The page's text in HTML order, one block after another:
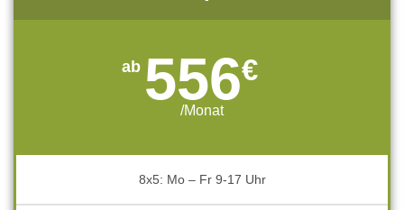
556€
/Monat
8x5: Mo – Fr 9-17 Uhr